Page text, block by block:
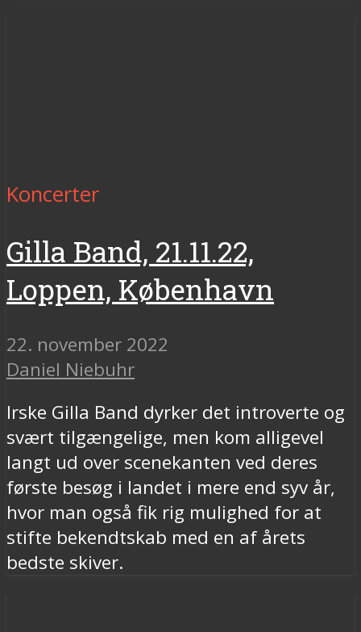
Koncerter
Gilla Band, 21.11.22,
Loppen, København
22. november 2022
Daniel Niebuhr
Irske Gilla Band dyrker det introverte og
svært tilgængelige, men kom alligevel
langt ud over scenekanten ved deres
første besøg i landet i mere end syv år,
hvor man også fik rig mulighed for at
stifte bekendtskab med en af årets
bedste skiver.